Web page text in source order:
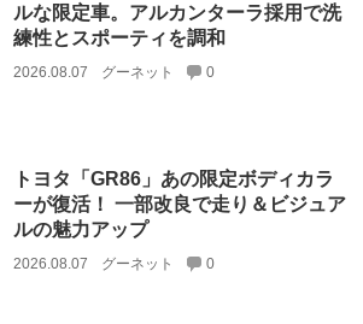
ルな限定車。アルカンターラ採用で洗
練性とスポーティを調和
2026.08.07 グーネット 0
トヨタ「GR86」あの限定ボディカラ
ーが復活！ 一部改良で走り＆ビジュア
ルの魅力アップ
2026.08.07 グーネット 0